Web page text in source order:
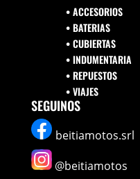
• ACCESORIOS
• BATERIAS
• CUBIERTAS
• INDUMENTARIA
• REPUESTOS
•VIAJES
SEGUINOS
beitiamotos.srl
@beitiamotos